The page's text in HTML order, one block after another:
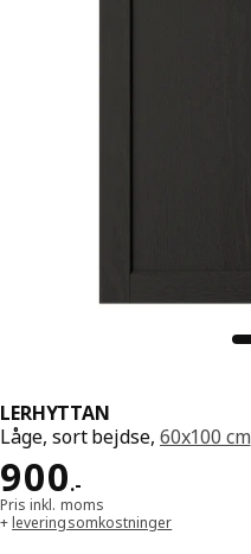
LERHYTTAN
Låge, sort bejdse, 60x100 cm
900.-
Pris 900.-
Pris inkl. moms
+leveringsomkostninger